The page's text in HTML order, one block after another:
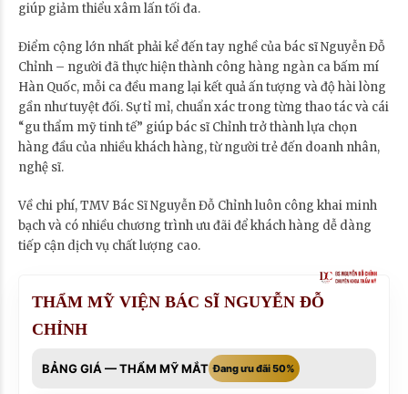
giúp giảm thiểu xâm lấn tối đa.
Điểm cộng lớn nhất phải kể đến tay nghề của bác sĩ Nguyễn Đỗ
Chỉnh – người đã thực hiện thành công hàng ngàn ca bấm mí
Hàn Quốc, mỗi ca đều mang lại kết quả ấn tượng và độ hài lòng
gần như tuyệt đối. Sự tỉ mỉ, chuẩn xác trong từng thao tác và cái
“gu thẩm mỹ tinh tế” giúp bác sĩ Chỉnh trở thành lựa chọn
hàng đầu của nhiều khách hàng, từ người trẻ đến doanh nhân,
nghệ sĩ.
Về chi phí, TMV Bác Sĩ Nguyễn Đỗ Chỉnh luôn công khai minh
bạch và có nhiều chương trình ưu đãi để khách hàng dễ dàng
tiếp cận dịch vụ chất lượng cao.
THẨM MỸ VIỆN BÁC SĨ NGUYỄN ĐỖ
CHỈNH
BẢNG GIÁ — THẨM MỸ MẮT Đang ưu đãi 50%